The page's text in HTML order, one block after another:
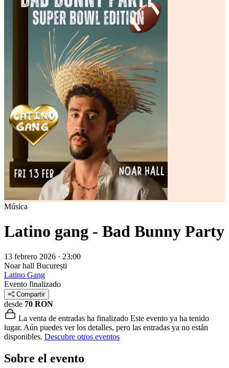
Música
Latino gang - Bad Bunny Party
13 febrero 2026 · 23:00
Noar hall București
Latino Gang
Evento finalizado
Compartir
desde 70 RON
La venta de entradas ha finalizado Este evento ya ha tenido
lugar. Aún puedes ver los detalles, pero las entradas ya no están
disponibles. Descubre otros eventos
Sobre el evento